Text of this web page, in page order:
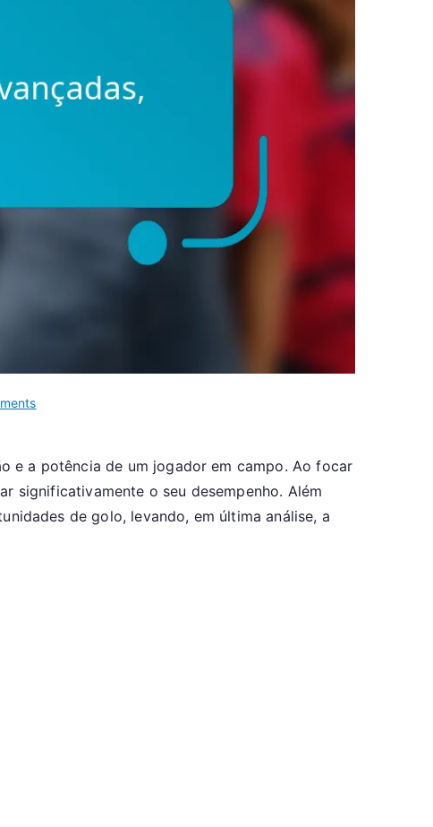
on
Shots:
Técnicas
Avançadas,
e a potência de um jogador em campo. Ao focar
significativamente o seu desempenho. Além
de golo, levando, em última análise, a